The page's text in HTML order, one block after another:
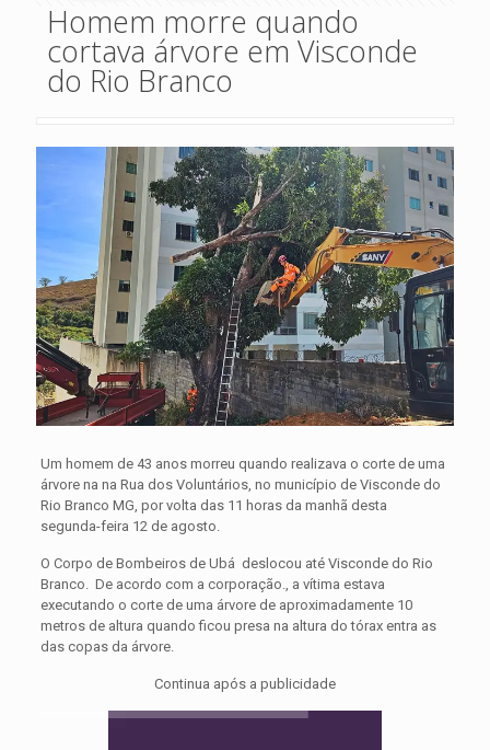
Homem morre quando
cortava árvore em Visconde
do Rio Branco
Um homem de 43 anos morreu quando realizava o corte de uma
árvore na na Rua dos Voluntários, no município de Visconde do
Rio Branco MG, por volta das 11 horas da manhã desta
segunda-feira 12 de agosto.
O Corpo de Bombeiros de Ubá deslocou até Visconde do Rio
Branco. De acordo com a corporação., a vítima estava
executando o corte de uma árvore de aproximadamente 10
metros de altura quando ficou presa na altura do tórax entra as
das copas da árvore.
Continua após a publicidade